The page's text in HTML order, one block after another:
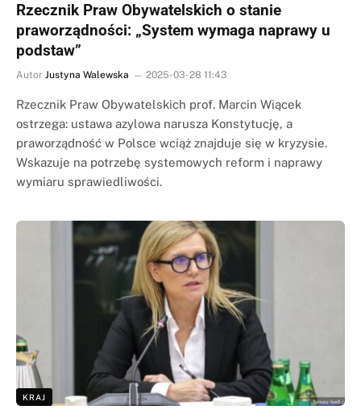
Rzecznik Praw Obywatelskich o stanie
praworządności: „System wymaga naprawy u
podstaw”
Autor Justyna Walewska 2025-03-28 11:43
Rzecznik Praw Obywatelskich prof. Marcin Wiącek
ostrzega: ustawa azylowa narusza Konstytucję, a
praworządność w Polsce wciąż znajduje się w kryzysie.
Wskazuje na potrzebę systemowych reform i naprawy
wymiaru sprawiedliwości.
KRAJ